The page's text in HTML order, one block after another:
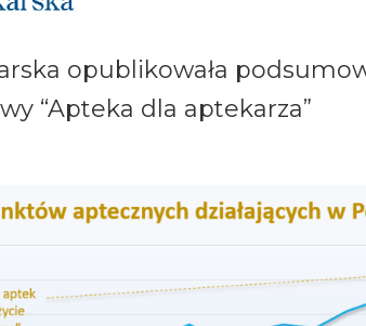
opublikowała
“Apteka dla aptekarza”